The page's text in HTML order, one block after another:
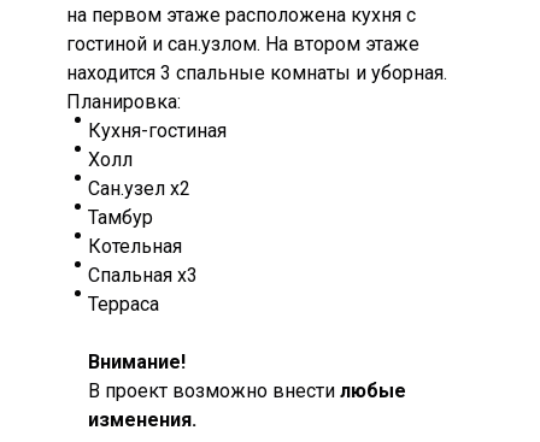
на первом этаже расположена кухня с
гостиной и сан.узлом. На втором этаже
находится 3 спальные комнаты и уборная.
Планировка:
Кухня-гостиная
Холл
Сан.узел х2
Тамбур
Котельная
Спальная х3
Терраса
Внимание!
В проект возможно внести любые
изменения.